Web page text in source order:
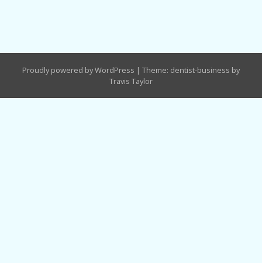
Proudly powered by WordPress | Theme: dentist-business by
Travis Taylor